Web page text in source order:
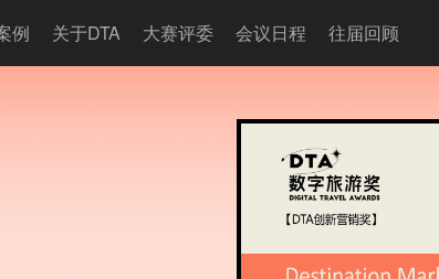
例 关于DTA 大赛评委 会议日程 往届回顾